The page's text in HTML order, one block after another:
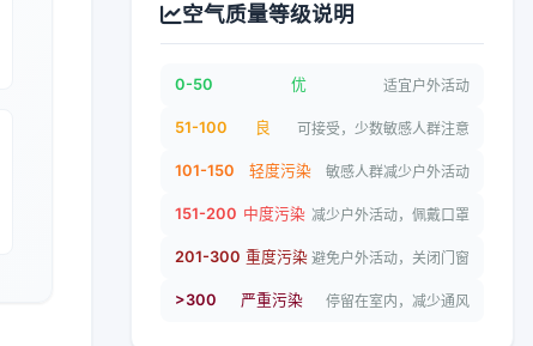
空气质量等级说明
0-50 优 适宜户外活动
51-100 良 可接受，少数敏感人群注意
101-150 轻度污染 敏感人群减少户外活动
151-200 中度污染 减少户外活动，佩戴口罩
201-300 重度污染 避免户外活动，关闭门窗
>300 严重污染 停留在室内，减少通风